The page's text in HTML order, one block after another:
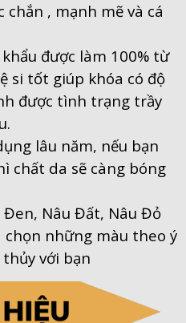
chắn , mạnh mẽ và cá
được làm 100% từ
si tốt giúp khóa có độ
được tình trạng trầy
lâu năm, nếu bạn
chất da sẽ càng bóng
Nâu Đất, Nâu Đỏ
chọn những màu theo ý
với bạn